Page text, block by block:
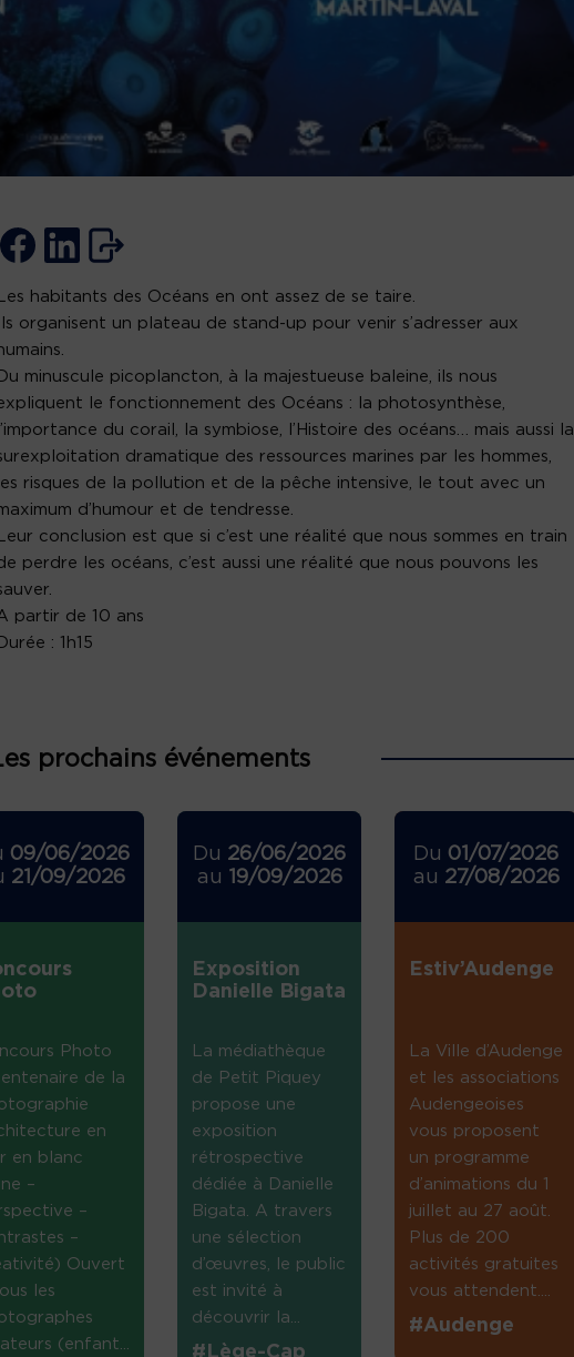
Les habitants des Océans en ont assez de se taire.
Ils organisent un plateau de stand-up pour venir s’adresser aux
Du minuscule picoplancton, à la majestueuse baleine, ils nous
le fonctionnement des Océans : la photosynthèse,
l’importance du corail, la symbiose, l’Histoire des océans… mais aussi la
dramatique des ressources marines par les hommes,
les risques de la pollution et de la pêche intensive, le tout avec un
d’humour et de tendresse.
Leur conclusion est que si c’est une réalité que nous sommes en train
perdre les océans, c’est aussi une réalité que nous pouvons les
partir de 10 ans
Durée : 1h15
prochains événements
09/06/2026
21/09/2026
Photo
de la
en
en blanc
–
–
–
Ouvert
les
(enfant...
Du 26/06/2026
au 19/09/2026
Exposition
Danielle Bigata
La médiathèque
de Petit Piquey
propose une
exposition
rétrospective
dédiée à Danielle
Bigata. A travers
une sélection
d’œuvres, le public
est invité à
découvrir la...
#Lège-Cap
Du 01/07/2026
au 27/08/2026
Estiv’Audenge
La Ville d’Audenge
et les associations
Audengeoises
vous proposent
un programme
d’animations du 1
juillet au 27 août.
Plus de 200
activités gratuites
vous attendent....
#Audenge